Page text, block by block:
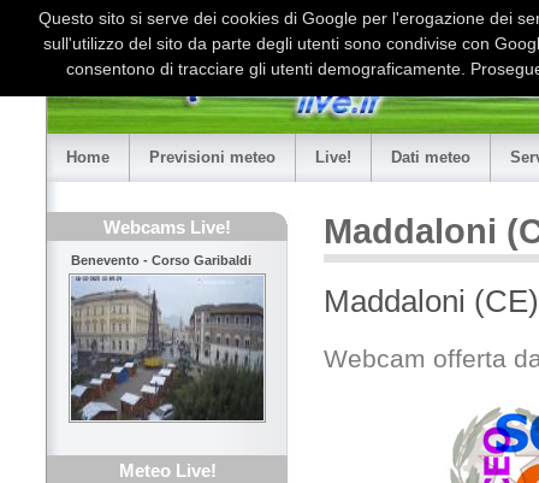
Home Previsioni meteo Live! Dati meteo
Webcams Live!
Benevento - Corso Garibaldi
Meteo Live!
Maddaloni
Maddaloni (CE)
Webcam offerta
Questo sito si serve dei cookies di Google per l'erogazione dei
sull'utilizzo del sito da parte degli utenti sono condivise con
consentono di tracciare gli utenti demograficamente.